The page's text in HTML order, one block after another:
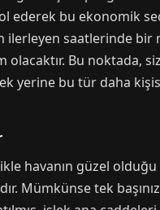
ederek bu ekonomik
ilerleyen saatlerinde bir
Bu noktada,
yerine bu tür daha
havanın güzel
Mümkünse tek